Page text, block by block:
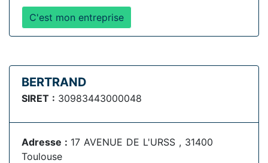
C'est mon entreprise
BERTRAND
SIRET : 30983443000048
Adresse : 17 AVENUE DE L'URSS , 31400
Toulouse